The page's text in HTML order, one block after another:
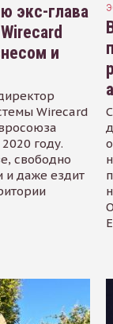
экс-глава
и
Wirecard
году.
свободно
и даже ездит